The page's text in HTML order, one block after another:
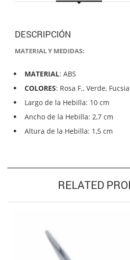
DESCRIPCIÓN
MATERIAL Y MEDIDAS:
MATERIAL: ABS
COLORES: Rosa F., Verde,
Largo de la Hebilla: 10 cm
Ancho de la Hebilla: 2,7 cm
Altura de la Hebilla: 1,5 cm
RELATED